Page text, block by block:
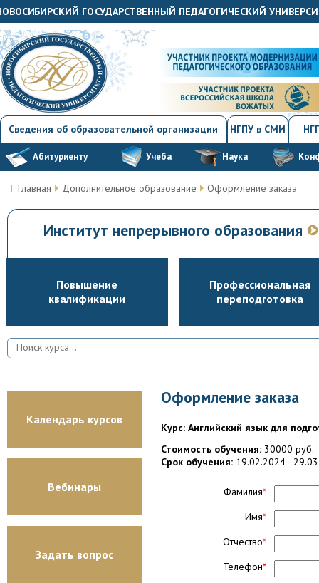
ГОСУДАРСТВЕННЫЙ ПЕДАГОГИЧЕСКИЙ
Сведения об образовательной организации НГПУ в СМИ
Абитуриенту Учеба Наука
Главная Дополнительное образование Оформление заказа
Институт непрерывного образования
Повышение
квалификации
Профессиональная
переподготовка
Календарь курсов
Вебинары
Задать вопрос
Оформление заказа
Курс: Английский язык для
Стоимость обучения: 30000 руб.
Срок обучения: 19.02.2024 -
Фамилия*
Имя*
Отчество*
Телефон*